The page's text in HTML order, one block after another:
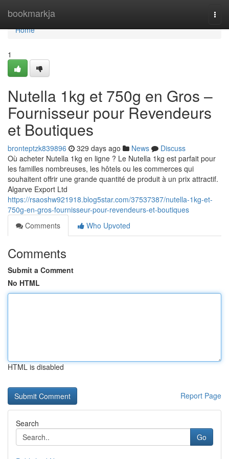
bookmarkja
Home
Home
1
Nutella 1kg et 750g en Gros –
Fournisseur pour Revendeurs
et Boutiques
bronteptzk839896 329 days ago News
Discuss
Où acheter Nutella 1kg en ligne ? Le Nutella 1kg est parfait pour
les familles nombreuses, les hôtels ou les commerces qui
souhaitent offrir une grande quantité de produit à un prix attractif.
Algarve Export Ltd
https://rsaoshw921918.blog5star.com/37537387/nutella-1kg-et-
750g-en-gros-fournisseur-pour-revendeurs-et-boutiques
Comments
Who Upvoted
Comments
Submit a Comment
No HTML
HTML is disabled
Report Page
Search
Go